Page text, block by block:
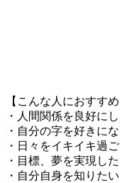
【こんな人におすすめ
・人間関係を良好に
・自分の字を好きに
・日々をイキイキ過
・目標、夢を実現し
・自分自身を知りたい